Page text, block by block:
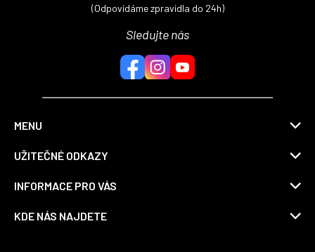
(Odpovídáme zpravidla do 24h)
Sledujte nás
MENU
UŽITEČNÉ ODKAZY
INFORMACE PRO VÁS
KDE NÁS NAJDETE